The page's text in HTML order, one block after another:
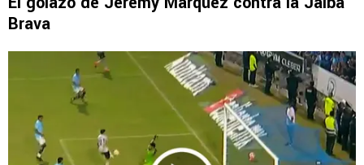
El golazo de Jeremy Márquez contra la Jaiba